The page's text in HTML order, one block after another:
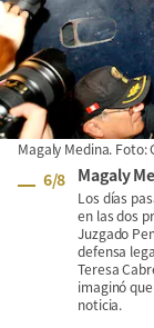
Magaly Medina. Foto:
6/8 Magaly
Los días
en las dos
Juzgado
defensa
Teresa
imaginó
noticia.